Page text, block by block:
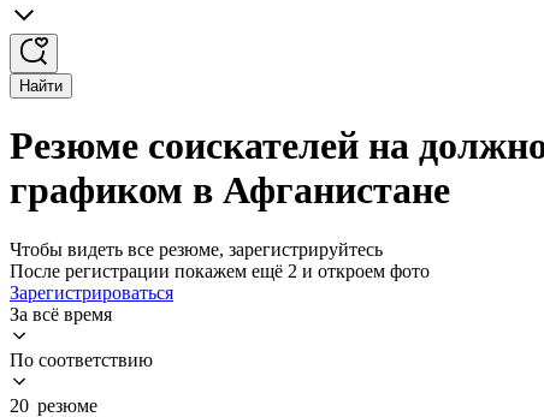
Найти
Резюме соискателей на
графиком в Афганистане
Чтобы видеть все резюме, зарегистрируйтесь
После регистрации покажем ещё 2 и откроем фото
Зарегистрироваться
За всё время
По соответствию
20 резюме